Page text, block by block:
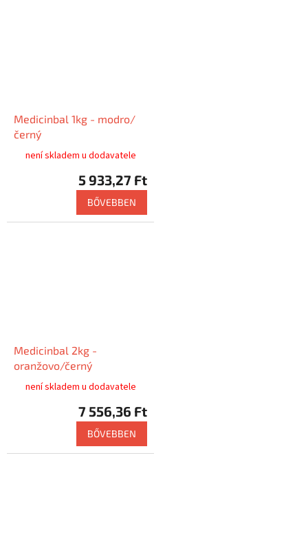
Medicinbal 1kg - modro/
černý
není skladem u dodavatele
5 933,27 Ft
BŐVEBBEN
Medicinbal 2kg -
oranžovo/černý
není skladem u dodavatele
7 556,36 Ft
BŐVEBBEN